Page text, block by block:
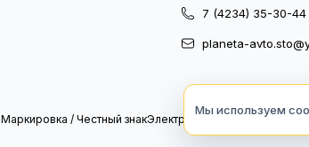
7 (4234) 35-30-44
planeta-
Маркировка / Честный знакЭлектронный
Мы используем